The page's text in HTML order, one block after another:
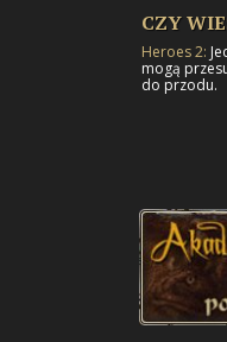
CZY
Heroes 2:
mogą
do przodu.